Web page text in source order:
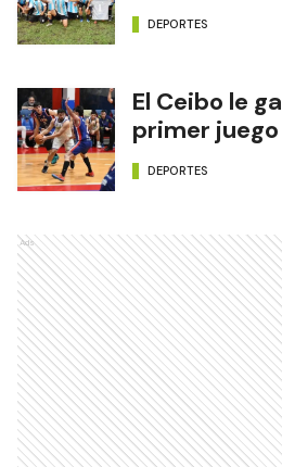
DEPORTES
El Ceibo le
primer
DEPORTES
Ads